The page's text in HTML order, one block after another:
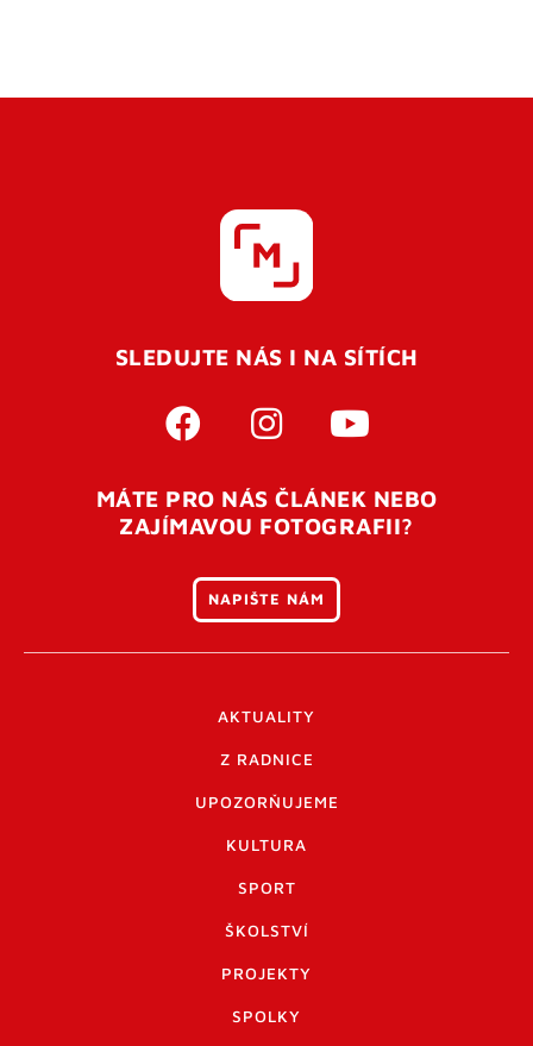
SLEDUJTE NÁS I NA SÍTÍCH
MÁTE PRO NÁS ČLÁNEK NEBO
ZAJÍMAVOU FOTOGRAFII?
NAPIŠTE NÁM
AKTUALITY
Z RADNICE
UPOZORŇUJEME
KULTURA
SPORT
ŠKOLSTVÍ
PROJEKTY
SPOLKY